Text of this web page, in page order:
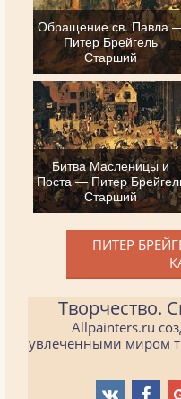
Обращение св. Павла
Питер Брейгель
Старший
Битва Масленицы и
Поста — Питер
Старший
ПИТЕР
Творчество.
Allpainters.ru
увлеченными миром